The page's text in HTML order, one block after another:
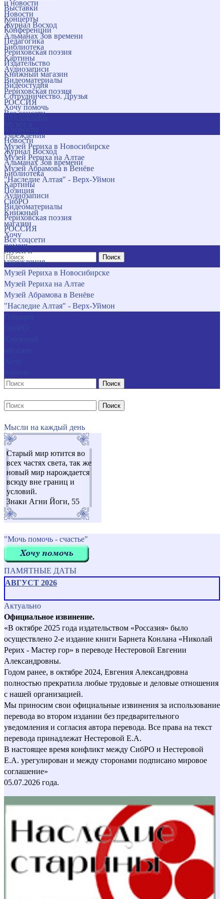
и новости
Новости
Журнал Восход
Альманах Зов времени
Библиотека
Картины
Аудиозаписи
Видеоматериалы
Рериховская поэзия
РОССИЯ
Все соцсети
учреждения
Музей Рериха в Новосибирске
Музей Рериха на Алтае
Музей Абрамова в Венёве
"Наследие Алтая" - Верх-Уймон
Позиция
СибРО
Книжный
магазин
Хочу
помочь
Поиск
Выставки
Концерты
Конференции
Педагогика
Рериховская поэзия
Издательство
Книжный магазин
Видеостудия
Сотрудничество. Друзья
Хочу помочь
Новости
Журнал Восход
Альманах Зов времени
Библиотека
Картины
Аудиозаписи
Видеоматериалы
Рериховская поэзия
РОССИЯ
Все соцсети
Музеи и
учреждения
Музей Рериха в Новосибирске
Музей Рериха на Алтае
Музей Абрамова в Венёве
"Наследие Алтая" - Верх-Уймон
Поиск
Поиск
Мысли на каждый день
Старый мир ютится во
всех частях света, так же
новый мир нарождается
всюду вне границ и
условий.
Знаки Агни Йоги, 55
"Мочь помочь - счастье"
ПАМЯТНЫЕ ДАТЫ
АВГУСТ 2026
Актуально
Официальное извинение.
«В октябре 2025 года издательством «Россазия» было
осуществлено 2-е издание книги Барнета Конлана «Николай
Рерих - Мастер гор» в переводе Нестеровой Евгении
Александровны.
Годом ранее, в октябре 2024, Евгения Александровна
полностью прекратила любые трудовые и деловые отношения
с нашей организацией.
Мы приносим свои официальные извинения за использование
перевода во втором издании без предварительного
уведомления и согласия автора перевода. Все права на текст
перевода принадлежат Нестеровой Е.А.
В настоящее время конфликт между СибРО и Нестеровой
Е.А. урегулирован и между сторонами подписано мировое
соглашение»
05.07.2026 года.